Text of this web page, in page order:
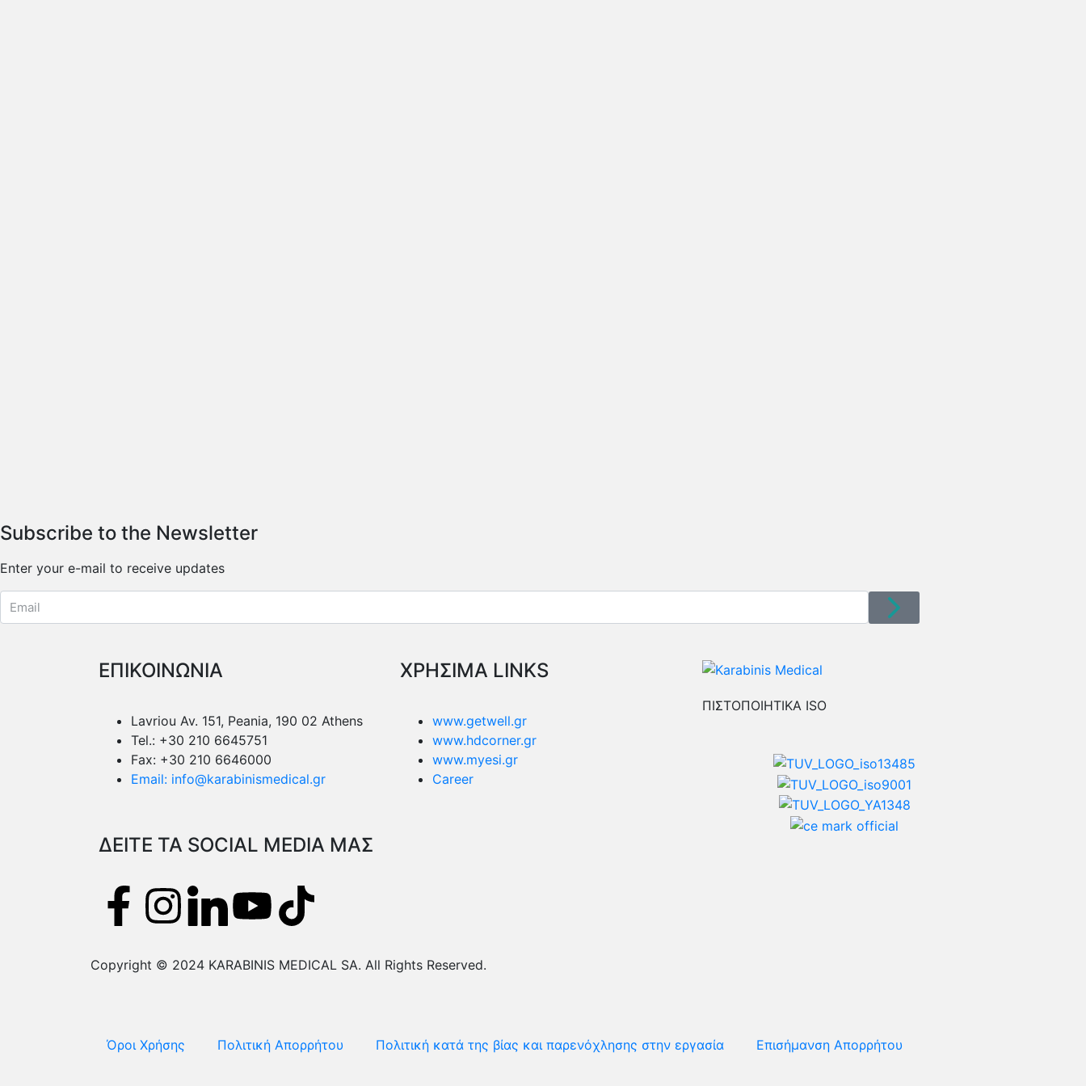
Subscribe to the Newsletter
Enter your e-mail to receive updates
ΕΠΙΚΟΙΝΩΝΙΑ
Lavriou Av. 151, Peania, 190 02 Athens
Tel.: +30 210 6645751
Fax: +30 210 6646000
Email: info@karabinismedical.gr
ΔEITE TA SOCIAL MEDIA ΜΑΣ
ΧΡΗΣΙΜΑ LINKS
www.getwell.gr
www.hdcorner.gr
www.myesi.gr
Career
ΠΙΣΤΟΠΟΙΗΤΙΚΑ ISO
Copyright © 2024 KARABINIS MEDICAL SA. All Rights Reserved.
Όροι Χρήσης Πολιτική Απορρήτου Πολιτική κατά της βίας και παρενόχλησης στην εργασία Επισήμανση Απορρήτου